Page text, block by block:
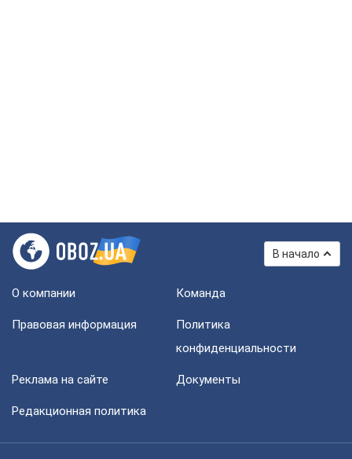
В начало
О компании Команда
Правовая информация
Политика
конфиденциальности
Реклама на сайте Документы
Редакционная политика